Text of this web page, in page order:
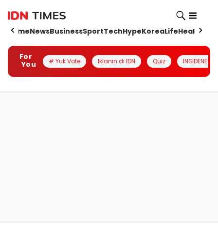
HomeNewsBusinessSportTechHypeKoreaLifeHealth
For
You
# Yuk Vote Iklanin di IDN Quiz INSIDENESIA